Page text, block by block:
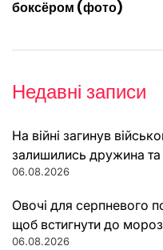
боксёром (фото)
Недавні записи
На війні загинув
залишились дружина та
06.08.2026
Овочі для серпневого
щоб встигнути до
06.08.2026